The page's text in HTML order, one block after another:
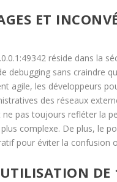
ET
réside dans la
debugging sans craindre
agile, les développeurs
des réseaux
pas toujours refléter la
complexe. De plus, le
pour éviter la confusion